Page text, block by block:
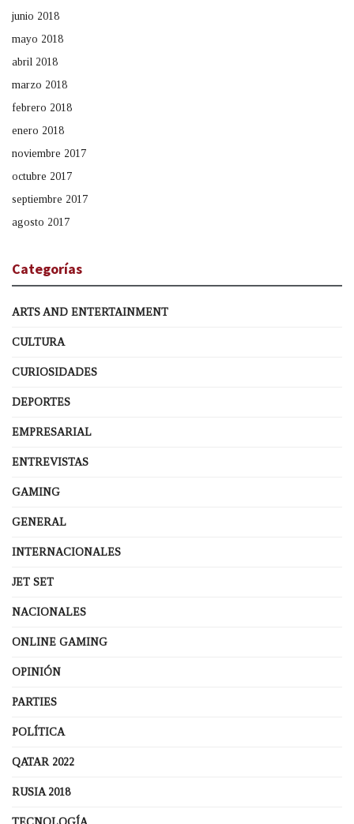
junio 2018
mayo 2018
abril 2018
marzo 2018
febrero 2018
enero 2018
noviembre 2017
octubre 2017
septiembre 2017
agosto 2017
Categorías
ARTS AND ENTERTAINMENT
CULTURA
CURIOSIDADES
DEPORTES
EMPRESARIAL
ENTREVISTAS
GAMING
GENERAL
INTERNACIONALES
JET SET
NACIONALES
ONLINE GAMING
OPINIÓN
PARTIES
POLÍTICA
QATAR 2022
RUSIA 2018